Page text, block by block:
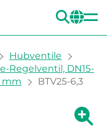
Hubventile
Regelventil, DN15-
mm
BTV25-6,3
Zeige